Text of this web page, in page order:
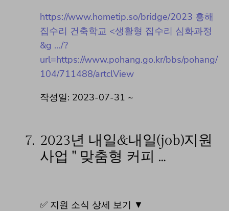
https://www.hometip.so/bridge/2023 흥해
집수리 건축학교 <생활형 집수리 심화과정
&g …/?
url=https://www.pohang.go.kr/bbs/pohang/
104/711488/artclView
작성일: 2023-07-31 ~
7. 2023년 내일&내일(job)지원
사업 " 맞춤형 커피 …
✅ 지원 소식 상세 보기 ▼